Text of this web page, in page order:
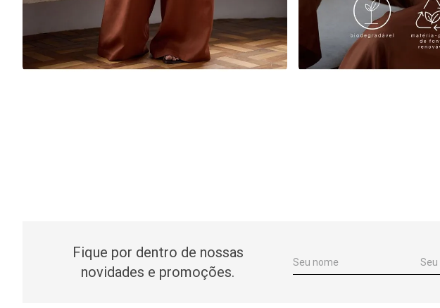
Fique por dentro de nossas
novidades e promoções.